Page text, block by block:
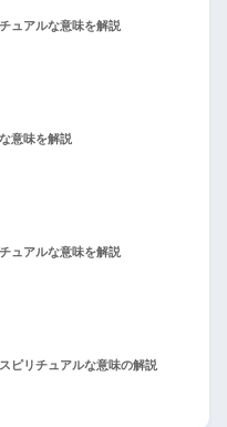
ュアルな意味を解説
意味を解説
ュアルな意味を解説
ピリチュアルな意味の解説